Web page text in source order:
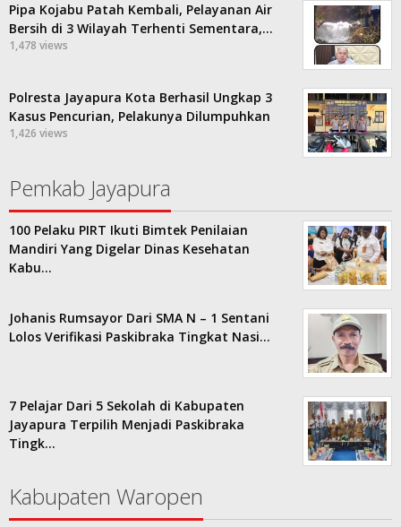
Pipa Kojabu Patah Kembali, Pelayanan Air
Bersih di 3 Wilayah Terhenti Sementara,…
1,478 views
Polresta Jayapura Kota Berhasil Ungkap 3
Kasus Pencurian, Pelakunya Dilumpuhkan
1,426 views
Pemkab Jayapura
100 Pelaku PIRT Ikuti Bimtek Penilaian
Mandiri Yang Digelar Dinas Kesehatan
Kabu…
Johanis Rumsayor Dari SMA N – 1 Sentani
Lolos Verifikasi Paskibraka Tingkat Nasi…
7 Pelajar Dari 5 Sekolah di Kabupaten
Jayapura Terpilih Menjadi Paskibraka
Tingk…
Kabupaten Waropen